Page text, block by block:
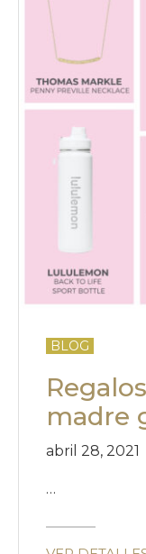
BLOG
madre
abril 28, 2021
…